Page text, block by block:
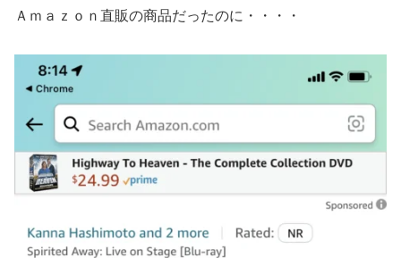
Ａｍａｚｏｎ直販の商品だったのに・・・・